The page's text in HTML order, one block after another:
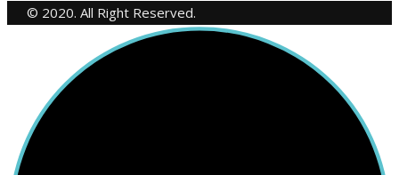
© 2020. All Right Reserved.